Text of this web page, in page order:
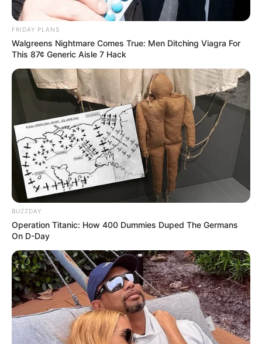
FRIDAY PLANS
Walgreens Nightmare Comes True: Men Ditching Viagra For
This 87¢ Generic Aisle 7 Hack
BUZZDAY
Operation Titanic: How 400 Dummies Duped The Germans
On D-Day